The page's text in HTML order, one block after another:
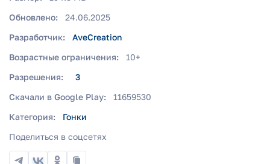
Обновлено:
24.06.2025
Разработчик:
AveCreation
Возрастные ограничения:
10+
Разрешения:
3
Скачали в Google Play:
11659530
Категория:
Гонки
Поделиться в соцсетях